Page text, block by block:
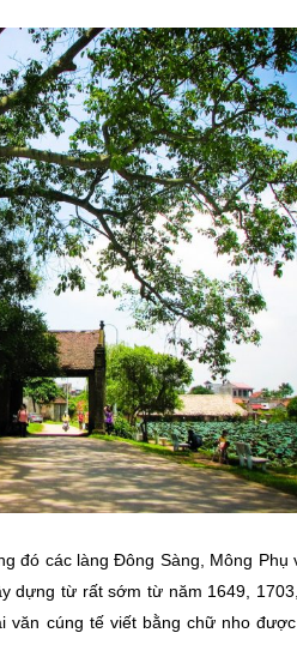
đó các làng Đông Sàng, Mông Phụ
dựng từ rất sớm từ năm 1649,
cúng tế viết bằng chữ nho